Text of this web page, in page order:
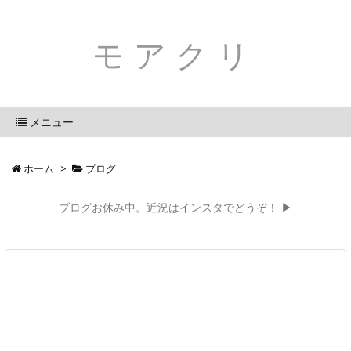
モアクリ
メニュー
ホーム > ブログ
ブログお休み中。近況はインスタでどうぞ！ ▶